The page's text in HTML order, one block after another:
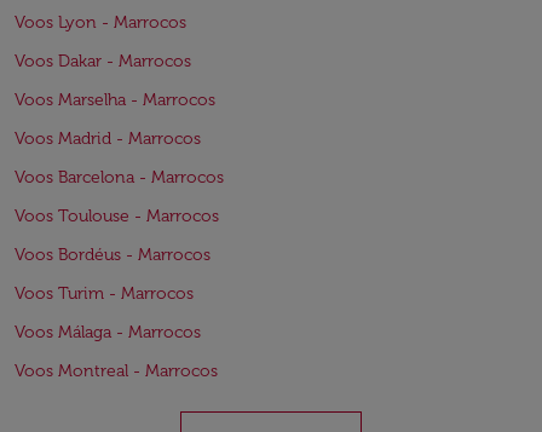
Voos Lyon - Marrocos
Voos Dakar - Marrocos
Voos Marselha - Marrocos
Voos Madrid - Marrocos
Voos Barcelona - Marrocos
Voos Toulouse - Marrocos
Voos Bordéus - Marrocos
Voos Turim - Marrocos
Voos Málaga - Marrocos
Voos Montreal - Marrocos